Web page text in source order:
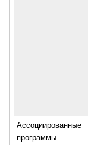
Ассоциированные
программы